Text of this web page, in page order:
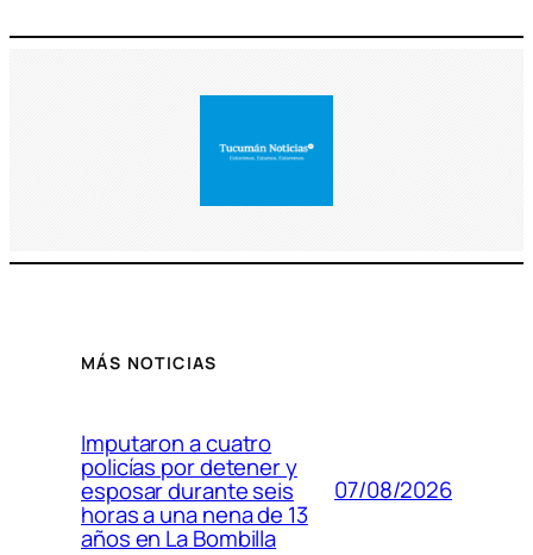
MÁS NOTICIAS
Imputaron a cuatro
policías por detener y
esposar durante seis
horas a una nena de 13
años en La Bombilla
07/08/2026